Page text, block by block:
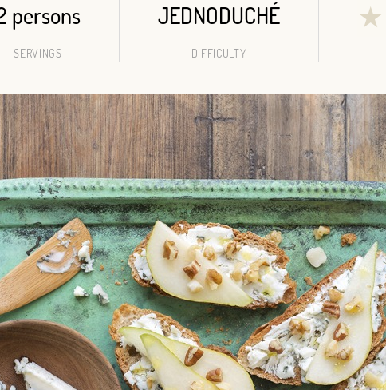
persons
SERVINGS
JEDNODUCHÉ
DIFFICULTY
★